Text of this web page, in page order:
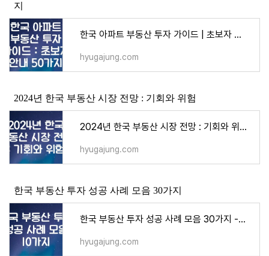
지
한국 아파트 부동산 투자 가이드 | 초보자 투자 방법 50가지 - 지식
hyugajung.com
2024년 한국 부동산 시장 전망 : 기회와 위험
2024년 한국 부동산 시장 전망 : 기회와 위험 - 지식
hyugajung.com
한국 부동산 투자 성공 사례 모음 30가지
한국 부동산 투자 성공 사례 모음 30가지 - 지식
hyugajung.com